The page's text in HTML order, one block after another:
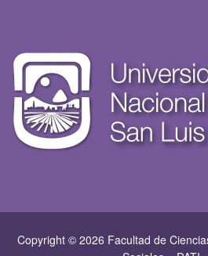
Copyright © 2026 Facultad de